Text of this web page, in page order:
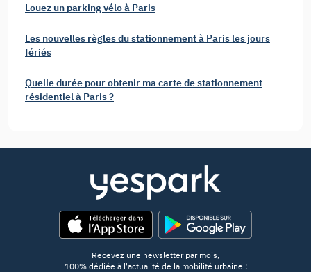
Louez un parking vélo à Paris
Les nouvelles règles du stationnement à Paris les jours
fériés
Quelle durée pour obtenir ma carte de stationnement
résidentiel à Paris ?
Recevez une newsletter par mois,
100% dédiée à l'actualité de la mobilité urbaine !